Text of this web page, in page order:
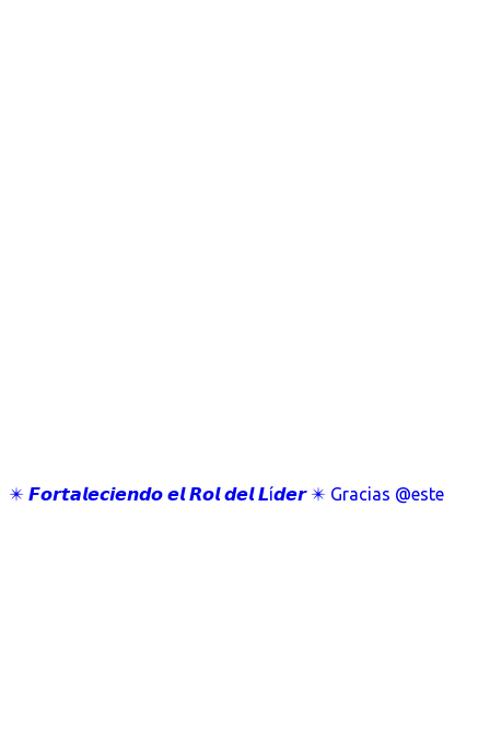
✴️ 𝙁𝙤𝙧𝙩𝙖𝙡𝙚𝙘𝙞𝙚𝙣𝙙𝙤 𝙚𝙡 𝙍𝙤𝙡 𝙙𝙚𝙡 𝙇í𝙙𝙚𝙧 ✴️ Gracias @este